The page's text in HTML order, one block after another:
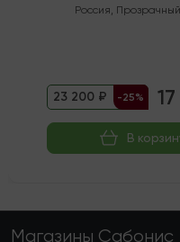
Россия, Прозрачный
23 200 ₽ -25%
В
Магазины Сабонис